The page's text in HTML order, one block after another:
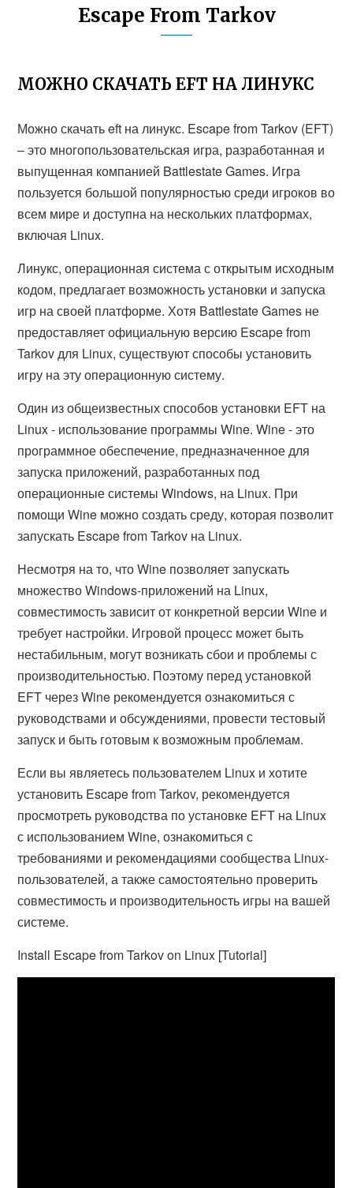
Escape From Tarkov
МОЖНО СКАЧАТЬ EFT НА ЛИНУКС
Можно скачать eft на линукс. Escape from Tarkov (EFT)
– это многопользовательская игра, разработанная и
выпущенная компанией Battlestate Games. Игра
пользуется большой популярностью среди игроков во
всем мире и доступна на нескольких платформах,
включая Linux.
Линукс, операционная система с открытым исходным
кодом, предлагает возможность установки и запуска
игр на своей платформе. Хотя Battlestate Games не
предоставляет официальную версию Escape from
Tarkov для Linux, существуют способы установить
игру на эту операционную систему.
Один из общеизвестных способов установки EFT на
Linux - использование программы Wine. Wine - это
программное обеспечение, предназначенное для
запуска приложений, разработанных под
операционные системы Windows, на Linux. При
помощи Wine можно создать среду, которая позволит
запускать Escape from Tarkov на Linux.
Несмотря на то, что Wine позволяет запускать
множество Windows-приложений на Linux,
совместимость зависит от конкретной версии Wine и
требует настройки. Игровой процесс может быть
нестабильным, могут возникать сбои и проблемы с
производительностью. Поэтому перед установкой
EFT через Wine рекомендуется ознакомиться с
руководствами и обсуждениями, провести тестовый
запуск и быть готовым к возможным проблемам.
Если вы являетесь пользователем Linux и хотите
установить Escape from Tarkov, рекомендуется
просмотреть руководства по установке EFT на Linux
с использованием Wine, ознакомиться с
требованиями и рекомендациями сообщества Linux-
пользователей, а также самостоятельно проверить
совместимость и производительность игры на вашей
системе.
Install Escape from Tarkov on Linux [Tutorial]